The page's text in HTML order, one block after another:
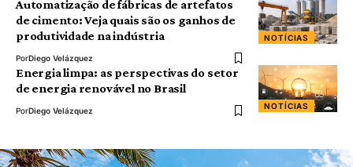
NOTÍCIAS
Automatização de fábricas de artefatos
de cimento: Veja quais são os ganhos de
produtividade na indústria
PorDiego Velázquez
NOTÍCIAS
Energia limpa: as perspectivas do setor
de energia renovável no Brasil
PorDiego Velázquez